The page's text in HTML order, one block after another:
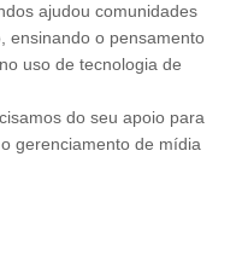
ajudou comunidades
ensinando o pensamento
uso de tecnologia de
do seu apoio para
gerenciamento de mídia